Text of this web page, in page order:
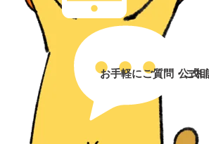
公式
お手軽にご質問・ご相